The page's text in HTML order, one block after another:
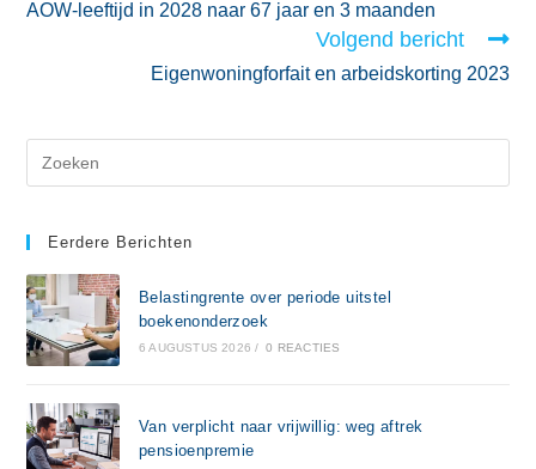
AOW-leeftijd in 2028 naar 67 jaar en 3 maanden
Volgend bericht
Eigenwoningforfait en arbeidskorting 2023
Eerdere Berichten
Belastingrente over periode uitstel
boekenonderzoek
6 AUGUSTUS 2026 / 0 REACTIES
Van verplicht naar vrijwillig: weg aftrek
pensioenpremie